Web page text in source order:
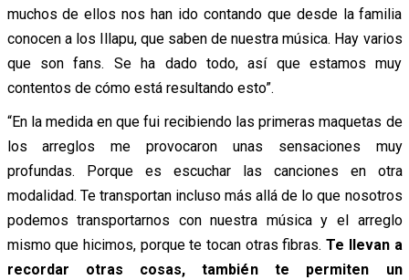
muchos de ellos nos han ido contando que desde la familia
conocen a los Illapu, que saben de nuestra música. Hay varios
que son fans. Se ha dado todo, así que estamos muy
contentos de cómo está resultando esto”.
“En la medida en que fui recibiendo las primeras maquetas de
los arreglos me provocaron unas sensaciones muy
profundas. Porque es escuchar las canciones en otra
modalidad. Te transportan incluso más allá de lo que nosotros
podemos transportarnos con nuestra música y el arreglo
mismo que hicimos, porque te tocan otras fibras.Te llevan a
recordar otras cosas, también te permiten un